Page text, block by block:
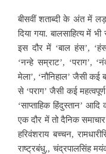
बीसवीं शताब्दी के अंत में
दिया गया. बालसाहित्य में
इस दौर में ‘बाल हंस’,
‘नन्हे सम्राट’, ‘पराग’,
मेला’, ‘नौनिहाल’ जैसी
से ‘पराग’ जैसी कई
‘साप्ताहिक हिंदुस्तान’
एक दौर में तो दैनिक समाचार
हरिवंशराय बच्चन,
राष्ट्रबंधु,, चंद्रपालसिंह